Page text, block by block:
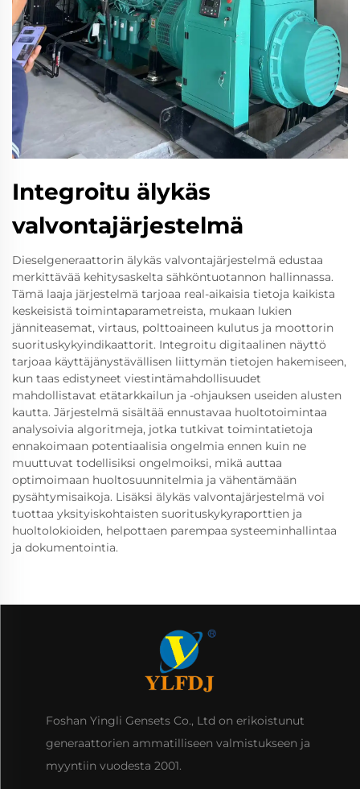
Integroitu älykäs
valvontajärjestelmä
Dieselgeneraattorin älykäs valvontajärjestelmä edustaa
merkittävää kehitysaskelta sähköntuotannon hallinnassa.
Tämä laaja järjestelmä tarjoaa real-aikaisia tietoja kaikista
keskeisistä toimintaparametreista, mukaan lukien
jänniteasemat, virtaus, polttoaineen kulutus ja moottorin
suorituskykyindikaattorit. Integroitu digitaalinen näyttö
tarjoaa käyttäjänystävällisen liittymän tietojen hakemiseen,
kun taas edistyneet viestintämahdollisuudet
mahdollistavat etätarkkailun ja -ohjauksen useiden alusten
kautta. Järjestelmä sisältää ennustavaa huoltotoimintaa
analysoivia algoritmeja, jotka tutkivat toimintatietoja
ennakoimaan potentiaalisia ongelmia ennen kuin ne
muuttuvat todellisiksi ongelmoiksi, mikä auttaa
optimoimaan huoltosuunnitelmia ja vähentämään
pysähtymisaikoja. Lisäksi älykäs valvontajärjestelmä voi
tuottaa yksityiskohtaisten suorituskykyraporttien ja
huoltolokioiden, helpottaen parempaa systeeminhallintaa
ja dokumentointia.
Foshan Yingli Gensets Co., Ltd on erikoistunut
generaattorien ammatilliseen valmistukseen ja
myyntiin vuodesta 2001.